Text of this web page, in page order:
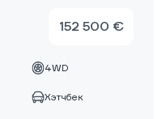
152 500 €
4WD
Хэтчбек